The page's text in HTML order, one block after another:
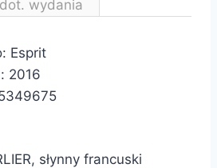
wydania
Esprit
2016
słynny francuski